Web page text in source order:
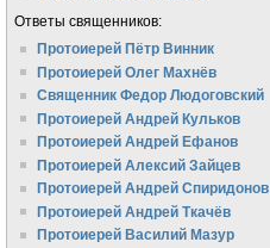
Ответы священников:
Протоиерей Пётр Винник
Протоиерей Олег Махнёв
Священник Федор Людоговский
Протоиерей Андрей Кульков
Протоиерей Андрей Ефанов
Протоиерей Алексий Зайцев
Протоиерей Андрей Спиридонов
Протоиерей Андрей Ткачёв
Протоиерей Василий Мазур